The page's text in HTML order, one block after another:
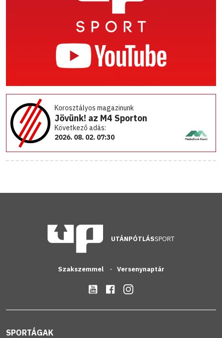
Korosztályos magazinunk
Jövünk! az M4 Sporton
Következő adás:
2026. 08. 02. 07:30
UTÁNPÓTLÁSSPORT
Szakszemmel Versenynaptár
SPORTÁGAK